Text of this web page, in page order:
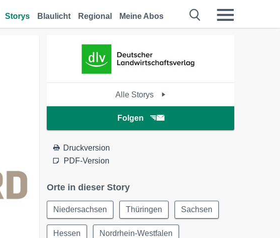
Storys Blaulicht Regional Meine Abos
Alle Storys
Folgen
Druckversion
PDF-Version
Orte in dieser Story
Niedersachsen Thüringen Sachsen
Hessen Nordrhein-Westfalen